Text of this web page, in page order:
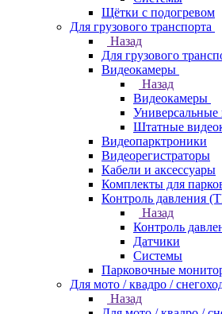
Щётки с подогревом
Для грузового транспорта
Назад
Для грузового
Видеокамеры
Назад
Видеокамеры
Универсальные
Штатные
Видеопарктроники
Видеорегистраторы
Кабели и аксессуары
Комплекты для
Контроль давления
Назад
Контроль
Датчики
Системы
Парковочные
Для мото / квадро /
Назад